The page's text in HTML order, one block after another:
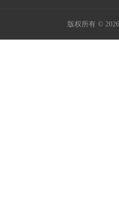
版权所有 ©